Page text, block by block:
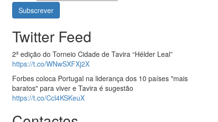
Twitter Feed
2ª edição do Torneio Cidade de Tavira “Hélder Leal”
https://t.co/WNwSXFXj2X
Forbes coloca Portugal na liderança dos 10 países "mais
baratos" para viver e Tavira é sugestão
https://t.co/Ccl4KSKeuX